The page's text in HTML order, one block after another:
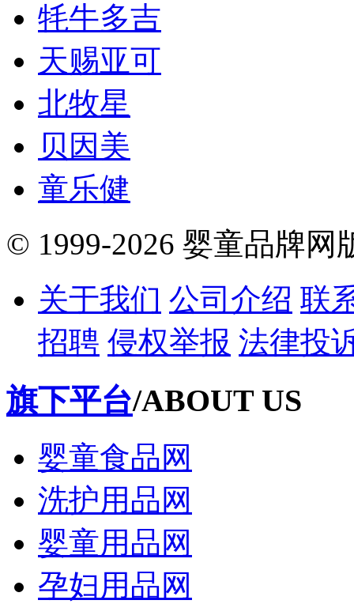
牦牛多吉
天赐亚可
北牧星
贝因美
童乐健
© 1999-2026 婴童品牌网
关于我们 公司介绍 联
招聘 侵权举报 法律投
旗下平台/ABOUT US
婴童食品网
洗护用品网
婴童用品网
孕妇用品网